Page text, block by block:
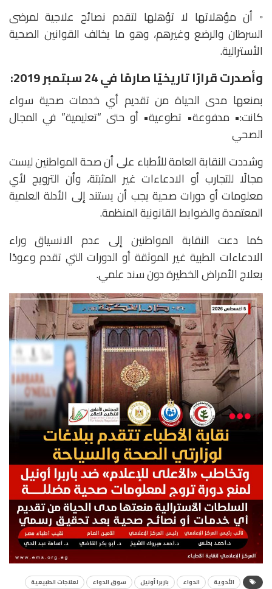
◦ أن مؤهلاتها لا تؤهلها لتقدم نصائح علاجية لمرضى
السرطان والرضع وغيرهم، وهو ما يخالف القوانين الصحية
الأسترالية.
وأصدرت قرارًا تاريخيًا صارمًا في 24 سبتمبر 2019:
بمنعها مدى الحياة من تقديم أي خدمات صحية سواء
كانت:• مدفوعة• تطوعية• أو حتى “تعليمية” في المجال
الصحي
وشددت النقابة العامة للأطباء على أن صحة المواطنين ليست
مجالًا للتجارب أو الادعاءات غير المثبتة، وأن الترويج لأي
معلومات أو دورات صحية يجب أن يستند إلى الأدلة العلمية
المعتمدة والضوابط القانونية المنظمة.
كما دعت النقابة المواطنين إلى عدم الانسياق وراء
الادعاءات الطبية غير الموثقة أو الدورات التي تقدم وعودًا
بعلاج الأمراض الخطيرة دون سند علمي.
الأدوية الدواء باربرا أونيل سوق الدواء
لعلاجات الطبيعية